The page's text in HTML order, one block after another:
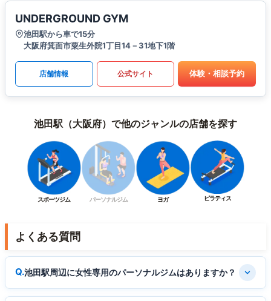
UNDERGROUND GYM
池田駅から車で15分
大阪府箕面市粟生外院1丁目14－31地下1階
店舗情報 公式サイト 体験・相談予約
池田駅（大阪府）で他のジャンルの店舗を探す
スポーツジム パーソナルジム ヨガ ピラティス
よくある質問
池田駅周辺に女性専用のパーソナルジムはありますか？